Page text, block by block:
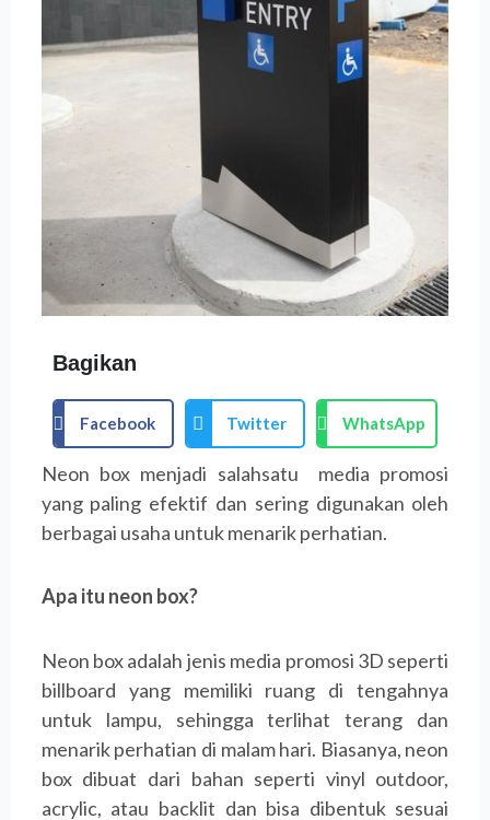
Bagikan
Facebook Twitter WhatsApp
Neon box menjadi salahsatu media promosi
yang paling efektif dan sering digunakan oleh
berbagai usaha untuk menarik perhatian.
Apa itu neon box?
Neon box adalah jenis media promosi 3D seperti
billboard yang memiliki ruang di tengahnya
untuk lampu, sehingga terlihat terang dan
menarik perhatian di malam hari. Biasanya, neon
box dibuat dari bahan seperti vinyl outdoor,
acrylic, atau backlit dan bisa dibentuk sesuai